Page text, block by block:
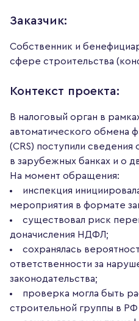
Заказчик:
Собственник и
сфере строительства
Контекст проекта:
В налоговый орган в
автоматического обмена
(CRS) поступили сведения
в зарубежных банках и о
На момент обращения:
инспекция
мероприятия в формате
существовал риск
доначисления НДФЛ;
сохранялась
ответственности за
законодательства;
проверка могла быть
строительной группы в